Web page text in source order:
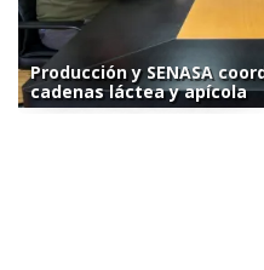
Producción y SENASA
cadenas láctea y apícola